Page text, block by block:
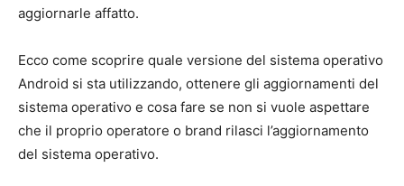
aggiornarle affatto.
Ecco come scoprire quale versione del sistema operativo
Android si sta utilizzando, ottenere gli aggiornamenti del
sistema operativo e cosa fare se non si vuole aspettare
che il proprio operatore o brand rilasci l’aggiornamento
del sistema operativo.